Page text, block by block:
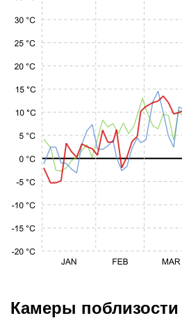
Камеры поблизости